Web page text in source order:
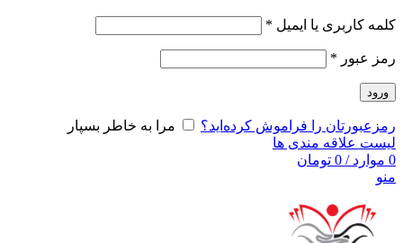
کلمه کاربری یا ایمیل *
رمز عبور *
ورود
رمزعبورتان را فراموش کرده‌اید؟
مرا به خاطر بسپار
لیست علاقه مندی ها
0 موارد /
0 تومان
منو